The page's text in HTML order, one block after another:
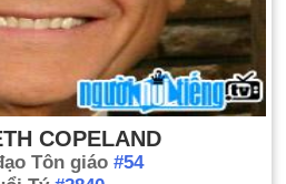
COPELAND
Tôn giáo #54